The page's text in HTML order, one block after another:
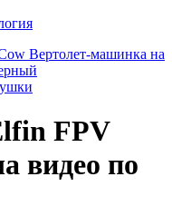
Вертолет-машинка на
FPV
видео по